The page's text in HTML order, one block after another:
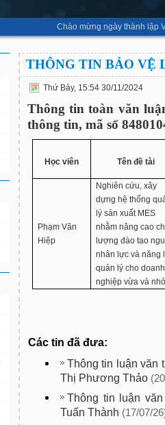
Chào mừng ngày thành lập
THÔNG TIN BẢO VỆ
Thứ Bảy, 15:54 30/11/2024
Thông tin toàn văn
thông tin, mã số
Học viên Tên đề tài
Phạm Văn
Hiệp
Nghiên cứu, xây
dựng hệ thống
lý sản xuất MES
nhằm nâng cao
lượng đào tạo
nhân lực và năng
quản lý cho doanh
nghiệp vừa và nhỏ
Các tin đã đưa:
Thông tin luận văn
Thị Phương Thảo
Thông tin luận
Tuấn Thành (17/07/